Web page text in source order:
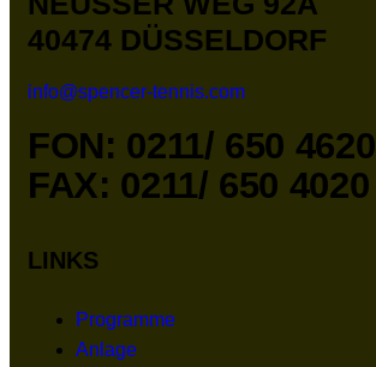
40474 DÜSSELDORF
info@spencer-tennis.com
FON: 0211/ 650 4620
FAX: 0211/ 650 4020
LINKS
Programme
Anlage